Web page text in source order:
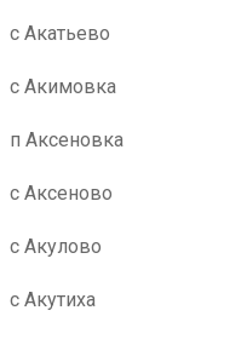
с Акатьево
с Акимовка
п Аксеновка
с Аксеново
с Акулово
с Акутиха